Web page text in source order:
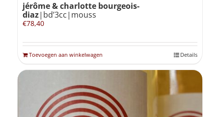
jérôme & charlotte bourgeois-
diaz|bd’3cc|mouss
€78,40
Toevoegen aan winkelwagen Details